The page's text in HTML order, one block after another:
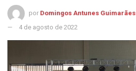
por Domingos Antunes Guimarães
4 de agosto de 2022